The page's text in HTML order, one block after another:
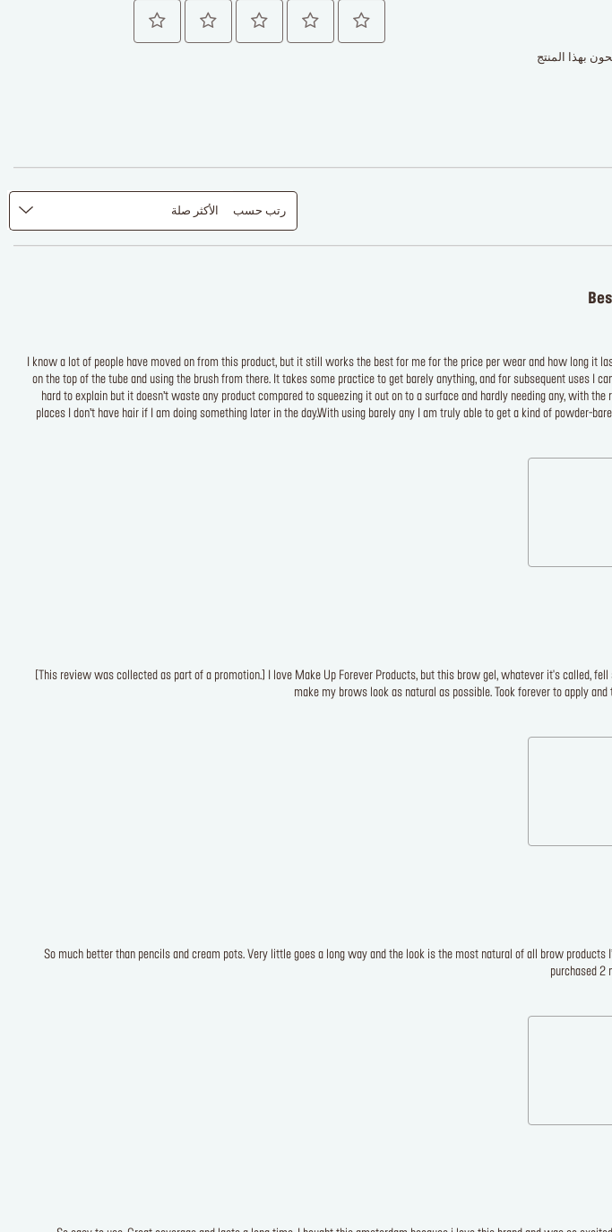
رتب حسب الأكثر صلة
I know a lot of people have moved on from this product, but it still works the best for me for the price per wear and how long it
on the top of the tube and using the brush from there. It takes some practice to get barely anything, and for subsequent uses I
hard to explain but it doesn’t waste any product compared to squeezing it out on to a surface and hardly needing any, with
places I don’t have hair if I am doing something later in the day.With using barely any I am truly able to get a kind of powder-
[This review was collected as part of a promotion.] I love Make Up Forever Products, but this brow gel, whatever it's called,
make my brows look as natural as possible. Took forever to apply
So much better than pencils and cream pots. Very little goes a long way and the look is the most natural of all brow products
purchased 2